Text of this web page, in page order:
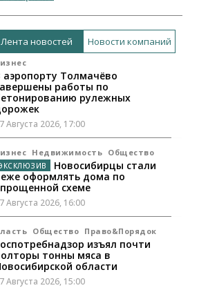
Лента новостей Новости компаний
аэропорту Толмачёво
работы по
рулежных
Августа 2026, 17:00
Недвижимость Общество
Новосибирцы стали
оформлять дома по
схеме
Августа 2026, 16:00
Общество Право&Порядок
изъял почти
тонны мяса в
области
Августа 2026, 15:00